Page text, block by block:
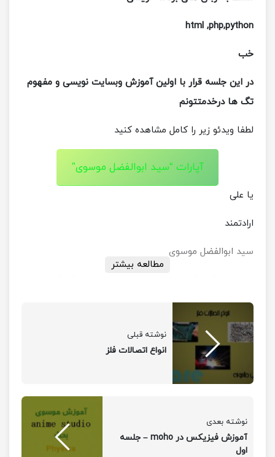
html ,php,python
خب
در این جلسه قرار با اولین آموزش وبسایت نویسی و مفهوم
تگ ها درخدمتتونم
لطفا ویدئو زیر را کامل مشاهده کنید
آپارات “سید ابوالفضل موسوی”
یا علی
ارادتمند
سید ابوالفضل موسوی
آشنایی با خودروسازی هوندا
آموزش افزایش رزولوشن مانیتور
آموزش بازی brawl stars
آموزش بازی کلش رویال
آموزش بر جسته کاری روی مس
آموزش بکارگیری شیوه مجهول به معلوم در ساخت
یک فیلم
آموزش بوتیبل کردن فلش با نرم افزار RUFUS
مطالعه بیشتر
نوشته قبلی
انواع اتصالات فلز
نوشته بعدی
آموزش فیزیکس در moho – جلسه
اول